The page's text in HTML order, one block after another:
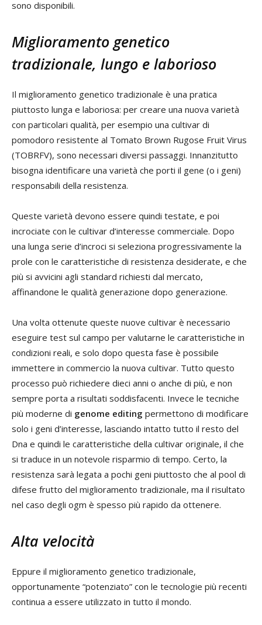
sono disponibili.
Miglioramento genetico
tradizionale, lungo e laborioso
Il miglioramento genetico tradizionale è una pratica
piuttosto lunga e laboriosa: per creare una nuova varietà
con particolari qualità, per esempio una cultivar di
pomodoro resistente al Tomato Brown Rugose Fruit Virus
(TOBRFV), sono necessari diversi passaggi. Innanzitutto
bisogna identificare una varietà che porti il gene (o i geni)
responsabili della resistenza.
Queste varietà devono essere quindi testate, e poi
incrociate con le cultivar d’interesse commerciale. Dopo
una lunga serie d’incroci si seleziona progressivamente la
prole con le caratteristiche di resistenza desiderate, e che
più si avvicini agli standard richiesti dal mercato,
affinandone le qualità generazione dopo generazione.
Una volta ottenute queste nuove cultivar è necessario
eseguire test sul campo per valutarne le caratteristiche in
condizioni reali, e solo dopo questa fase è possibile
immettere in commercio la nuova cultivar. Tutto questo
processo può richiedere dieci anni o anche di più, e non
sempre porta a risultati soddisfacenti. Invece le tecniche
più moderne di genome editing permettono di modificare
solo i geni d’interesse, lasciando intatto tutto il resto del
Dna e quindi le caratteristiche della cultivar originale, il che
si traduce in un notevole risparmio di tempo. Certo, la
resistenza sarà legata a pochi geni piuttosto che al pool di
difese frutto del miglioramento tradizionale, ma il risultato
nel caso degli ogm è spesso più rapido da ottenere.
Alta velocità
Eppure il miglioramento genetico tradizionale,
opportunamente “potenziato” con le tecnologie più recenti
continua a essere utilizzato in tutto il mondo.